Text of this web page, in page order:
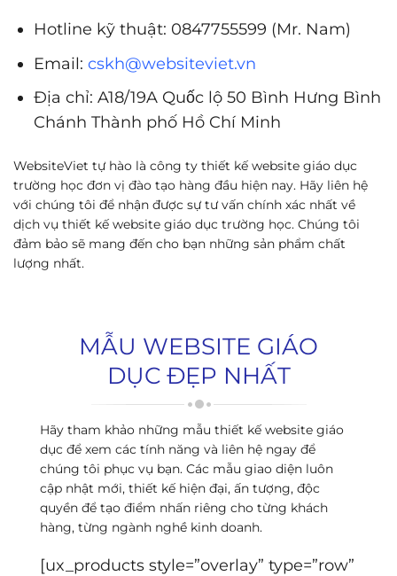
Hotline kỹ thuật: 0847755599 (Mr. Nam)
Email:cskh@websiteviet.vn
Địa chỉ: A18/19A Quốc lộ 50 Bình Hưng Bình
Chánh Thành phố Hồ Chí Minh
WebsiteViet tự hào là công ty thiết kế website giáo dục
trường học đơn vị đào tạo hàng đầu hiện nay. Hãy liên hệ
với chúng tôi để nhận được sự tư vấn chính xác nhất về
dịch vụ thiết kế website giáo dục trường học. Chúng tôi
đảm bảo sẽ mang đến cho bạn những sản phẩm chất
lượng nhất.
MẪU WEBSITE GIÁO
DỤC ĐẸP NHẤT
Hãy tham khảo những mẫu thiết kế website giáo
dục để xem các tính năng và liên hệ ngay để
chúng tôi phục vụ bạn. Các mẫu giao diện luôn
cập nhật mới, thiết kế hiện đại, ấn tượng, độc
quyền để tạo điểm nhấn riêng cho từng khách
hàng, từng ngành nghề kinh doanh.
[ux_products style=”overlay” type=”row”